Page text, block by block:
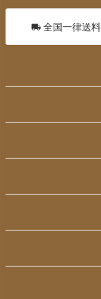
全国一律送